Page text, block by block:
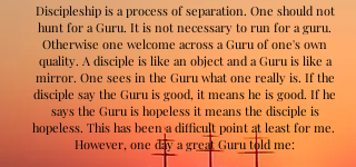
Discipleship is a process of separation. One should not
hunt for a Guru. It is not necessary to run for a guru.
Otherwise one welcome across a Guru of one's own
quality. A disciple is like an object and a Guru is like a
mirror. One sees in the Guru what one really is. If the
disciple say the Guru is good, it means he is good. If he
says the Guru is hopeless it means the disciple is
hopeless. This has been a difficult point at least for me.
However, one day a great Guru told me: